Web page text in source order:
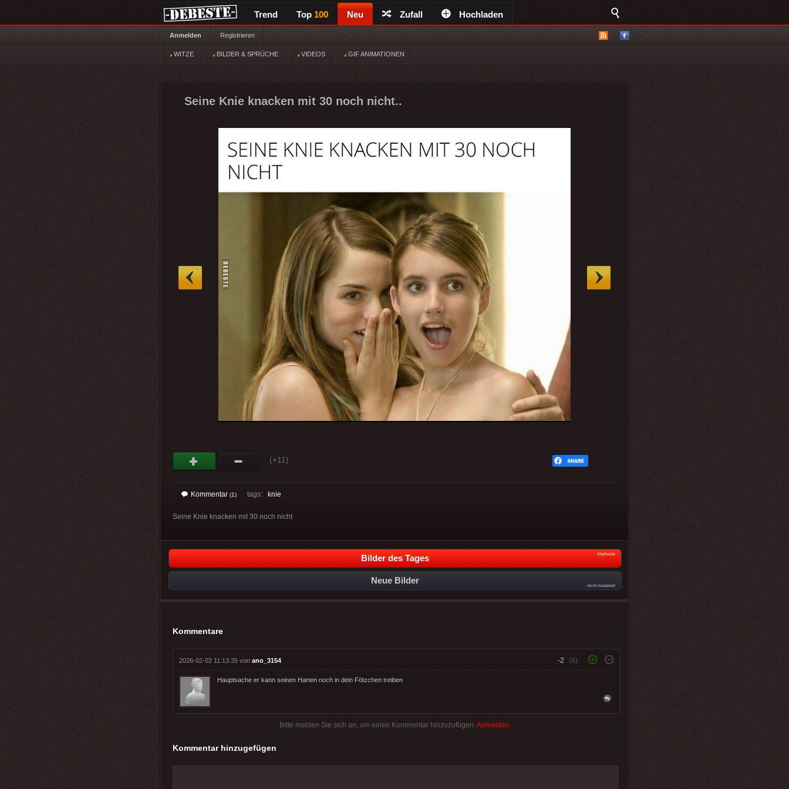
Trend Top 100 Neu Zufall Hochladen
Anmelden Registrieren
WITZE BILDER & SPRÜCHE VIDEOS GIF ANIMATIONEN
Seine Knie knacken mit 30 noch nicht..
(+11)
Kommentar (1) tags: knie
Seine Knie knacken mit 30 noch nicht
Bilder des Tages Startseite
Neue Bilder
nicht moderiert
Kommentare
2026-02-02 11:13:35 von ano_3154 -2 (8)
Hauptsache er kann seinen Harten noch in dein Fötzchen treiben
Bitte melden Sie sich an, um einen Kommentar hinzuzufügen. Anmelden
Kommentar hinzugefügen